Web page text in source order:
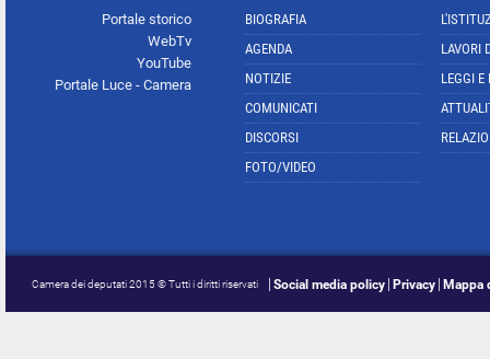
Portale storico
WebTv
YouTube
Portale Luce - Camera
BIOGRAFIA
AGENDA
NOTIZIE
COMUNICATI
DISCORSI
FOTO/VIDEO
LAVORI
LEGGI E
Camera dei deputati 2015 © Tutti i diritti riservati Social media policy Privacy Mappa